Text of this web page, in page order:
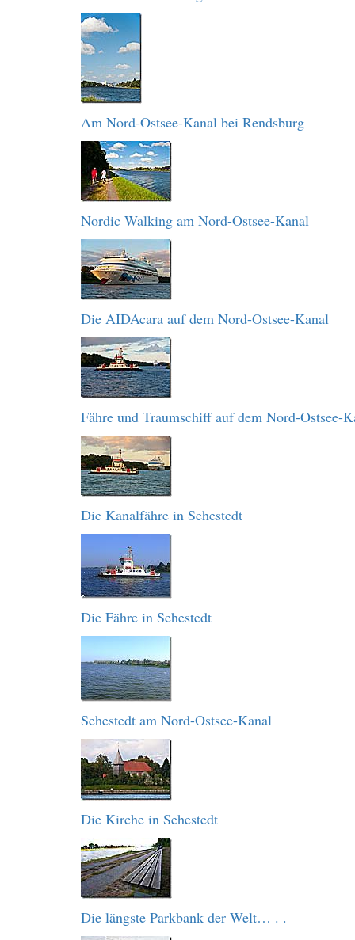
Am Nord-Ostsee-Kanal bei Rendsburg
Nordic Walking am Nord-Ostsee-Kanal
Die AIDAcara auf dem Nord-Ostsee-Kanal
Fähre und Traumschiff auf dem Nord-Ostsee-
Die Kanalfähre in Sehestedt
Die Fähre in Sehestedt
Sehestedt am Nord-Ostsee-Kanal
Die Kirche in Sehestedt
Die längste Parkbank der Welt… . .